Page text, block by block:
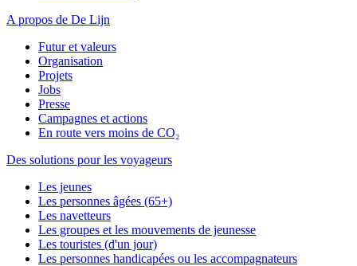
A propos de De Lijn
Futur et valeurs
Organisation
Projets
Jobs
Presse
Campagnes et actions
En route vers moins de CO₂
Des solutions pour les voyageurs
Les jeunes
Les personnes âgées (65+)
Les navetteurs
Les groupes et les mouvements de jeunesse
Les touristes (d'un jour)
Les personnes handicapées ou les accompagnateurs